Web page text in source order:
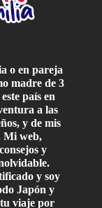
o en pareja
madre de 3
país en
a las
y de mis
Mi web,
y
y soy
Japón y
viaje por